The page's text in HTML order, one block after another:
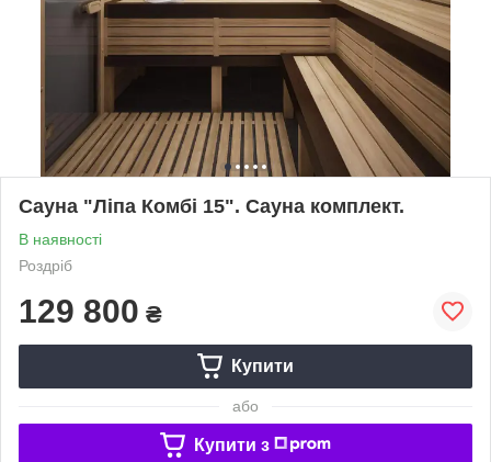
Сауна "Ліпа Комбі 15". Сауна комплект.
В наявності
Роздріб
129 800 ₴
Купити
або
Купити з